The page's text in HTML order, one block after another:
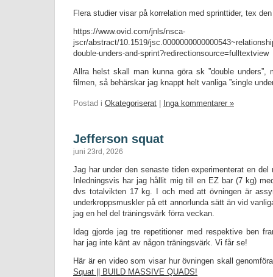
Flera studier visar på korrelation med sprinttider, tex
https://www.ovid.com/jnls/nsca-
jscr/abstract/10.1519/
double-unders-and-sprint?redirectionsource=fulltextview
Allra helst skall man kunna göra sk ”double unders”,
filmen, så behärskar jag knappt helt vanliga ”single
Postad i Okategoriserat Inga kommentarer »
Jefferson squat
juni 23rd, 2026
Jag har under den senaste tiden experimenterat en del
Inledningsvis har jag hållit mig till en EZ bar (7 kg)
dvs totalvikten 17 kg. I och med att övningen är
underkroppsmuskler på ett annorlunda sätt än vid
jag en hel del träningsvärk förra veckan.
Idag gjorde jag tre repetitioner med respektive ben
har jag inte känt av någon träningsvärk. Vi får se!
Här är en video som visar hur övningen skall
Squat || BUILD MASSIVE QUADS!